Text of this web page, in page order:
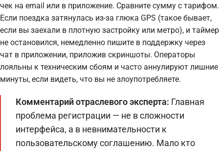
чек на email или в приложение. Сравните сумму с тарифом.
Если поездка затянулась из-за глюка GPS (такое бывает,
если вы заехали в плотную застройку или метро), и таймер
не остановился, немедленно пишите в поддержку через
чат в приложении, приложив скриншоты. Операторы
лояльны к техническим сбоям и часто аннулируют лишние
минуты, если видеть, что вы не злоупотребляете.
Комментарий отраслевого эксперта: Главная
проблема регистрации — не в сложности
интерфейса, а в невнимательности к
пользовательскому соглашению. Мало кто